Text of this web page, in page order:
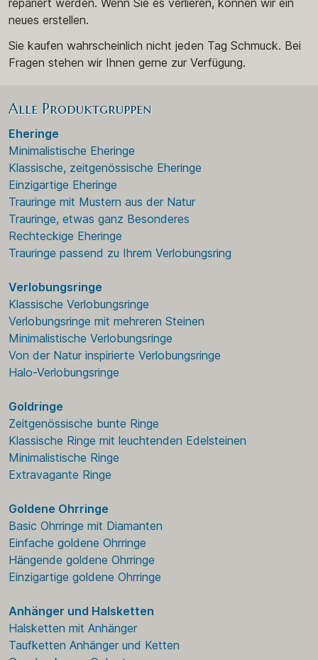
neues erstellen.
Sie kaufen wahrscheinlich nicht jeden Tag Schmuck. Bei
Fragen stehen wir Ihnen gerne zur Verfügung.
Alle Produktgruppen
Eheringe
Minimalistische Eheringe
Klassische, zeitgenössische Eheringe
Einzigartige Eheringe
Trauringe mit Mustern aus der Natur
Trauringe, etwas ganz Besonderes
Rechteckige Eheringe
Trauringe passend zu Ihrem Verlobungsring
Verlobungsringe
Klassische Verlobungsringe
Verlobungsringe mit mehreren Steinen
Minimalistische Verlobungsringe
Von der Natur inspirierte Verlobungsringe
Halo-Verlobungsringe
Goldringe
Zeitgenössische bunte Ringe
Klassische Ringe mit leuchtenden Edelsteinen
Minimalistische Ringe
Extravagante Ringe
Goldene Ohrringe
Basic Ohrringe mit Diamanten
Einfache goldene Ohrringe
Hängende goldene Ohrringe
Einzigartige goldene Ohrringe
Anhänger und Halsketten
Halsketten mit Anhänger
Taufketten Anhänger und Ketten